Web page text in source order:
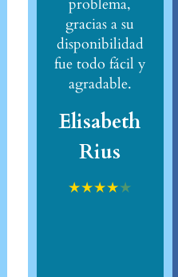
problema,
gracias a su
disponibilidad
fue todo fácil y
agradable.
Elisabeth
Rius
★★★★★